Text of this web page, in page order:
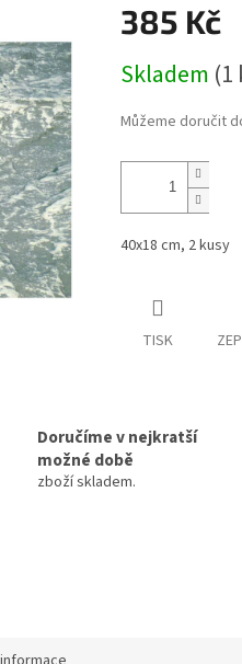
385 Kč
cena:
Skladem (1
Můžeme doručit
40x18 cm, 2 kusy
TISK
Doručíme v nejkratší
možné době
zboží skladem.